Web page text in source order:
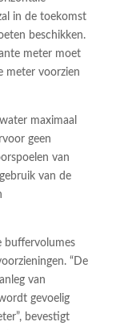
in de toekomst
beschikken.
meter moet
meter voorzien
maximaal
geen
van
van de
buffervolumes
“De
van
gevoelig
bevestigt